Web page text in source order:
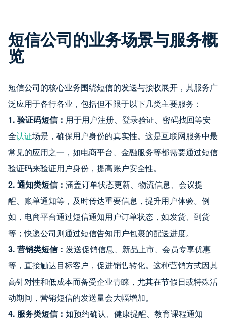
短信公司的业务场景与服务概
览
短信公司的核心业务围绕短信的发送与接收展开，其服务广
泛应用于各行各业，包括但不限于以下几类主要服务：
1. 验证码短信： 用于用户注册、登录验证、密码找回等安
全认证场景，确保用户身份的真实性。这是互联网服务中最
常见的应用之一，如电商平台、金融服务等都需要通过短信
验证码来验证用户身份，提高账户安全性。
2. 通知类短信： 涵盖订单状态更新、物流信息、会议提
醒、账单通知等，及时传达重要信息，提升用户体验。例
如，电商平台通过短信通知用户订单状态，如发货、到货
等；快递公司则通过短信告知用户包裹的配送进度。
3. 营销类短信： 发送促销信息、新品上市、会员专享优惠
等，直接触达目标客户，促进销售转化。这种营销方式因其
高针对性和低成本而备受企业青睐，尤其在节假日或特殊活
动期间，营销短信的发送量会大幅增加。
4. 服务类短信： 如预约确认、健康提醒、教育课程通知